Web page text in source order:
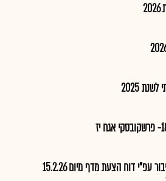
2025
דוח הצעת מדף מיום 15.2.26